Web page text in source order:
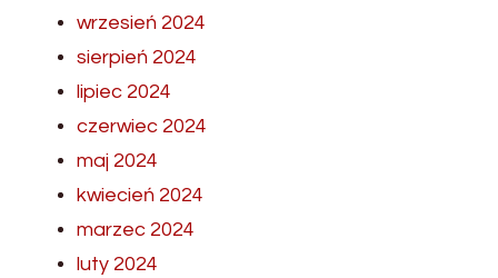
wrzesień 2024
sierpień 2024
lipiec 2024
czerwiec 2024
maj 2024
kwiecień 2024
marzec 2024
luty 2024